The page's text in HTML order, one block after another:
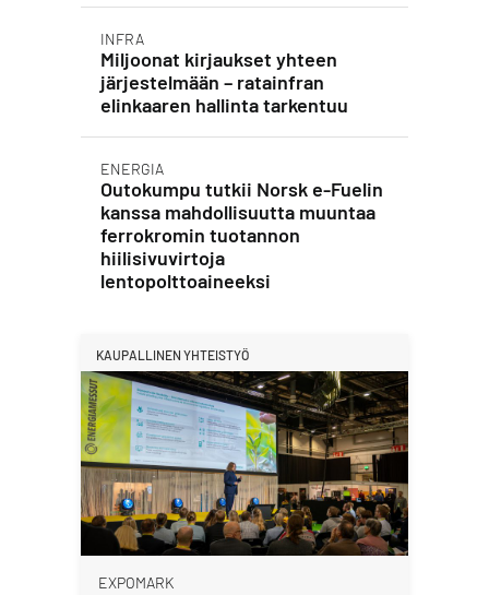
INFRA
Miljoonat kirjaukset yhteen
järjestelmään – ratainfran
elinkaaren hallinta tarkentuu
ENERGIA
Outokumpu tutkii Norsk e-Fuelin
kanssa mahdollisuutta muuntaa
ferrokromin tuotannon
hiilisivuvirtoja
lentopolttoaineeksi
KAUPALLINEN YHTEISTYÖ
EXPOMARK